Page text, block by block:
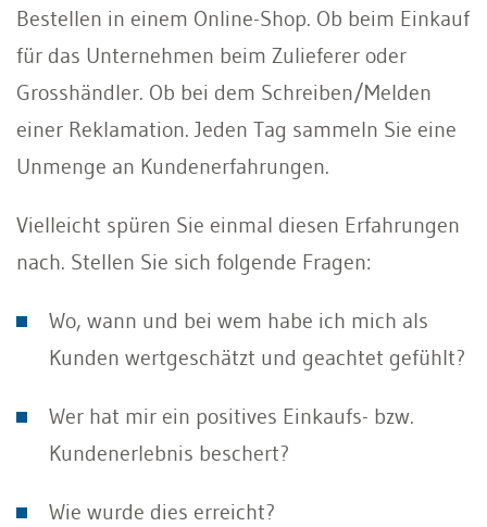
Bestellen in einem Online-Shop. Ob beim Einkauf
für das Unternehmen beim Zulieferer oder
Grosshändler. Ob bei dem Schreiben/Melden
einer Reklamation. Jeden Tag sammeln Sie eine
Unmenge an Kundenerfahrungen.
Vielleicht spüren Sie einmal diesen Erfahrungen
nach. Stellen Sie sich folgende Fragen:
Wo, wann und bei wem habe ich mich als
Kunden wertgeschätzt und geachtet gefühlt?
Wer hat mir ein positives Einkaufs- bzw.
Kundenerlebnis beschert?
Wie wurde dies erreicht?